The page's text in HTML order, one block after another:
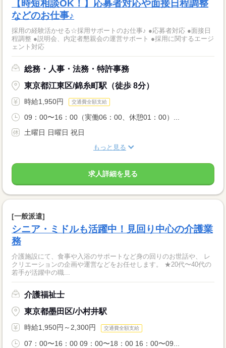
【時短相談OK！】応募者対応や面接日程調整
などのお仕事♪
採用の経験活かせる☆採用サポートのお仕事♪ ●応募者対応 ●面接日
程調整 ●説明会、内定者懇親会の運営サポート ●採用に関するエージ
ェント対応
総務・人事・法務・特許事務
東京都江東区/錦糸町駅（徒歩 8分）
時給1,950円 交通費全額支給
09：00〜16：00（実働06：00、休憩01：00）...
土曜日 日曜日 祝日
もっと見る
求人詳細を見る
[一般派遣]
シニア・ミドルも活躍中！見回り中心の介護業
務
介護施設にて、食事や入浴のサポートなど身の回りのお世話や、 レ
クリエーションの企画や運営などをお任せします。 ★20代〜40代の
若手が活躍中の職...
介護福祉士
東京都墨田区/小村井駅
時給1,950円～2,300円 交通費全額支給
07：00〜16：00 09：00〜18：00 16：00〜09...